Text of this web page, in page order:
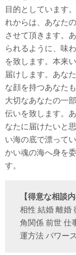
目的としています
れからは、あなた
させて頂きます。
られるように、味
を致します。本来
届けします。あな
な顔を持つあなた
大切なあなたの一
伝いを致します。
なたに届けたいと
い海の底で漂って
かい魂の海へ身を
す。
【得意な相談内
相性 結婚 離婚
角関係 前世 仕
運方法 パワー